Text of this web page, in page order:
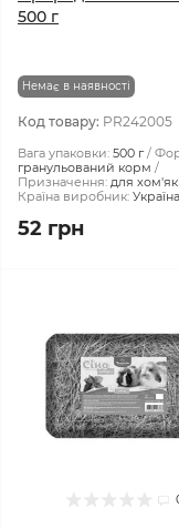
500 г
Немає в наявності
Код товару: PR242005
Вага упаковки: 500 г
гранульований корм
Призначення: для
Країна виробник: Україна
52 грн